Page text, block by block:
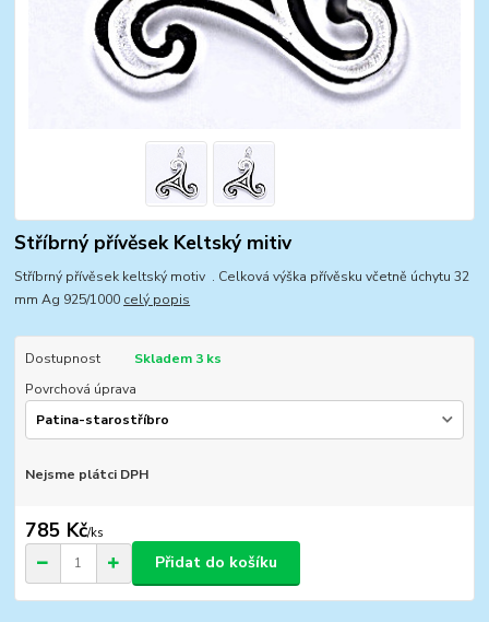
Stříbrný přívěsek Keltský mitiv
Stříbrný přívěsek keltský motiv . Celková výška přívěsku včetně úchytu 32
mm Ag 925/1000 celý popis
Dostupnost
Skladem 3 ks
Povrchová úprava
Nejsme plátci DPH
785 Kč/ks
Přidat do košíku